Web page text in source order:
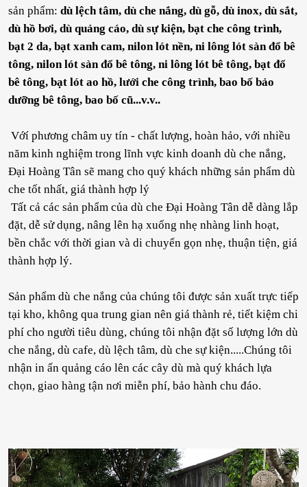
sản phẩm: dù lệch tâm, dù che nắng, dù gỗ, dù inox, dù sắt,
dù hồ bơi, dù quảng cáo, dù sự kiện, bạt che công trình,
bạt 2 da, bạt xanh cam, nilon lót nền, ni lông lót sàn đổ bê
tông, nilon lót sàn đổ bê tông, ni lông lót bê tông, bạt đổ
bê tông, bạt lót ao hồ, lưới che công trình, bao bố bảo
dưỡng bê tông, bao bố cũ...v.v..
Vớí phương châm uy tín - chất lượng, hoàn hảo, với nhiều
năm kinh nghiệm trong lĩnh vực kinh doanh dù che nắng,
Đại Hoàng Tân sẽ mang cho quý khách những sản phẩm dù
che tốt nhất, giá thành hợp lý
Tất cả các sản phẩm của dù che Đại Hoàng Tân dễ dàng lắp
đặt, dễ sử dụng, nâng lên hạ xuống nhẹ nhàng linh hoạt,
bền chắc với thời gian và di chuyển gọn nhẹ, thuận tiện, giá
thành hợp lý.
Sản phẩm dù che nắng của chúng tôi được sản xuất trực tiếp
tại kho, không qua trung gian nên giá thành rẻ, tiết kiệm chi
phí cho người tiêu dùng, chúng tôi nhận đặt số lượng lớn dù
che nắng, dù cafe, dù lệch tâm, dù che sự kiện.....Chúng tôi
nhận in ấn quảng cáo lên các cây dù mà quý khách lựa
chọn, giao hàng tận nơi miễn phí, bảo hành chu đáo.